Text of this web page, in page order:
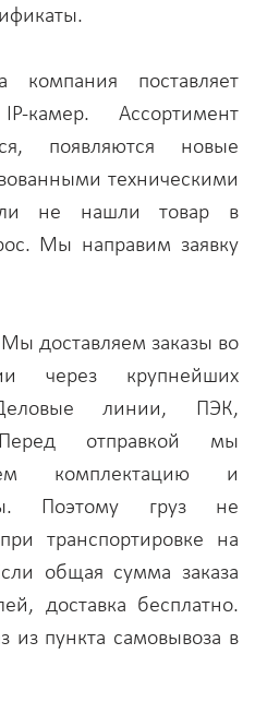
компания поставляет
камер. Ассортимент
появляются новые
техническими
не нашли товар в
Мы направим заявку
Мы доставляем заказы во
через крупнейших
(Деловые линии, ПЭК,
отправкой мы
комплектацию и
Поэтому груз не
транспортировке на
общая сумма заказа
доставка бесплатно.
из пункта самовывоза в